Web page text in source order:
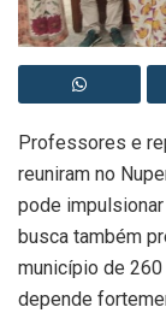
Professores e
reuniram no
pode
busca também
município de
depende